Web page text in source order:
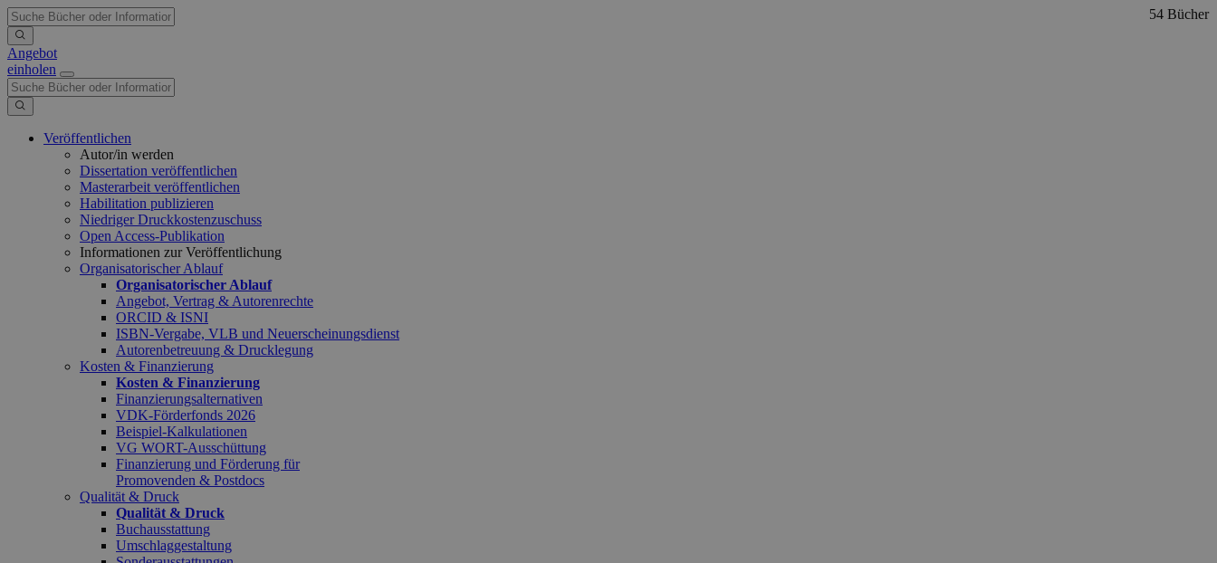
Angebot
einholen
Veröffentlichen
Autor/in werden
Dissertation veröffentlichen
Masterarbeit veröffentlichen
Habilitation publizieren
Niedriger Druckkostenzuschuss
Open Access-Publikation
Informationen zur Veröffentlichung
Organisatorischer Ablauf
Organisatorischer Ablauf
Angebot, Vertrag & Autorenrechte
ORCID & ISNI
ISBN-Vergabe, VLB und Neuerscheinungsdienst
Autorenbetreuung & Drucklegung
Kosten & Finanzierung
Kosten & Finanzierung
Finanzierungsalternativen
VDK-Förderfonds 2026
Beispiel-Kalkulationen
VG WORT-Ausschüttung
Finanzierung und Förderung für
Promovenden & Postdocs
Qualität & Druck
Qualität & Druck
Buchausstattung
Umschlaggestaltung
54 Bücher